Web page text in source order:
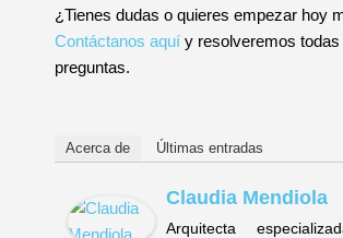
¿Tienes dudas o quieres empezar hoy
Contáctanos aquí y resolveremos todas
preguntas.
Acerca de Últimas entradas
Claudia Mendiola
Arquitecta